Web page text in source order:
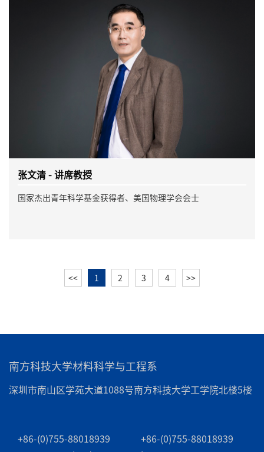
张文清 - 讲席教授
国家杰出青年科学基金获得者、美国物理学会会士
<< 1 2 3 4 >>
南方科技大学材料科学与工程系
深圳市南山区学苑大道1088号南方科技大学工学院北楼5楼
+86-(0)755-88018939
+86-(0)755-88018939